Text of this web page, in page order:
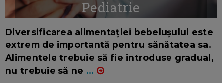
Pediatrie
Diversificarea alimentației bebelușului este
extrem de importantă pentru sănătatea sa.
Alimentele trebuie să fie introduse gradual,
nu trebuie să ne ...